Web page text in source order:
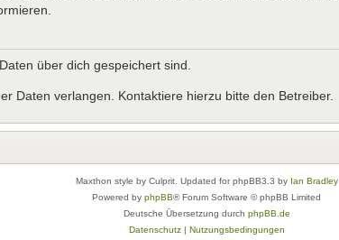
über dich gespeichert sind.
Daten verlangen. Kontaktiere hierzu bitte den Betreiber.
Maxthon style by Culprit. Updated for phpBB3.3 by Ian Bradley
Powered by phpBB® Forum Software © phpBB Limited
Deutsche Übersetzung durch phpBB.de
Datenschutz| Nutzungsbedingungen